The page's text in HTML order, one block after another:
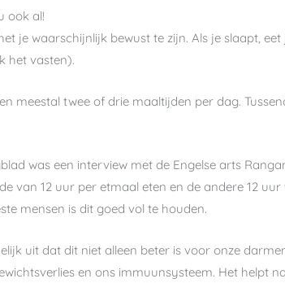
ook al!
je waarschijnlijk bewust te zijn. Als je slaapt,
het vasten).
meestal twee of drie maaltijden per dag.
was een interview met de Engelse arts
van 12 uur per etmaal eten en de andere 12
mensen is dit goed vol te houden.
uit dat dit niet alleen beter is voor onze
en ons immuunsysteem. Het helpt